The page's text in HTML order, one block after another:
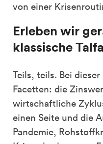
von einer
Erleben wir
klassische
Teils, teils. Bei
Facetten: die
wirtschaftliche
einen Seite und die
Pandemie,